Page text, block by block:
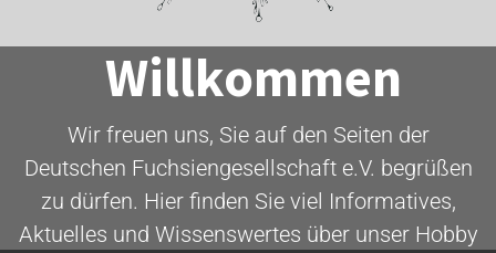
Willkommen
Wir freuen uns, Sie auf den Seiten der
Deutschen Fuchsiengesellschaft e.V. begrüßen
zu dürfen. Hier finden Sie viel Informatives,
Aktuelles und Wissenswertes über unser Hobby